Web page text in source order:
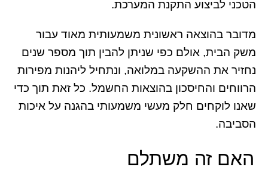
הטכני לביצוע התקנת המערכת.
מדובר בהוצאה ראשונית משמעותית מאוד עבור
משק הבית, אולם כפי שניתן להבין תוך מספר שנים
נחזיר את ההשקעה במלואה, ונתחיל ליהנות מפירות
הרווחים והחיסכון בהוצאות החשמל. כל זאת תוך כדי
שאנו לוקחים חלק מעשי משמעותי בהגנה על איכות
הסביבה.
האם זה משתלם